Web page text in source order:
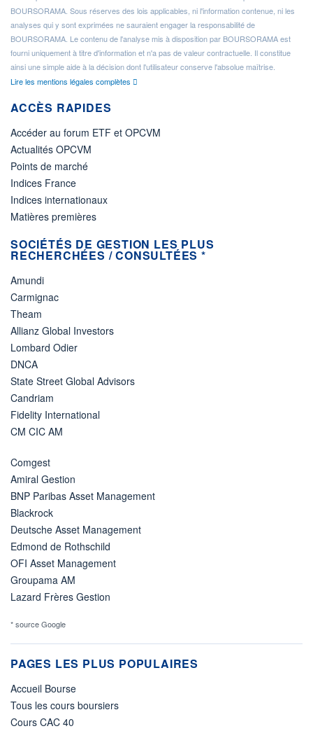
BOURSORAMA. Sous réserves des lois applicables, ni l'information contenue, ni les
analyses qui y sont exprimées ne sauraient engager la responsabilité de
BOURSORAMA. Le contenu de l'analyse mis à disposition par BOURSORAMA est
fourni uniquement à titre d'information et n'a pas de valeur contractuelle. Il constitue
ainsi une simple aide à la décision dont l'utilisateur conserve l'absolue maîtrise.
Lire les mentions légales complètes
ACCÈS RAPIDES
Accéder au forum ETF et OPCVM
Actualités OPCVM
Points de marché
Indices France
Indices internationaux
Matières premières
SOCIÉTÉS DE GESTION LES PLUS
RECHERCHÉES / CONSULTÉES *
Amundi
Carmignac
Theam
Allianz Global Investors
Lombard Odier
DNCA
State Street Global Advisors
Candriam
Fidelity International
CM CIC AM
Comgest
Amiral Gestion
BNP Paribas Asset Management
Blackrock
Deutsche Asset Management
Edmond de Rothschild
OFI Asset Management
Groupama AM
Lazard Frères Gestion
* source Google
PAGES LES PLUS POPULAIRES
Accueil Bourse
Tous les cours boursiers
Cours CAC 40